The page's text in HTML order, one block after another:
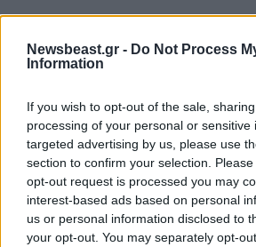
Newsbeast.gr - Do Not Process
Information
If you wish to opt-out of the sale,
processing of your personal or sensitive
targeted advertising by us, please use
section to confirm your selection.
opt-out request is processed you may
interest-based ads based on personal
us or personal information disclosed to
your opt-out. You may separately opt-
ΠΡΟΣΘΕΣΤΕ ΤΟ ΣΧΟΛΙΟ ΣΑΣ